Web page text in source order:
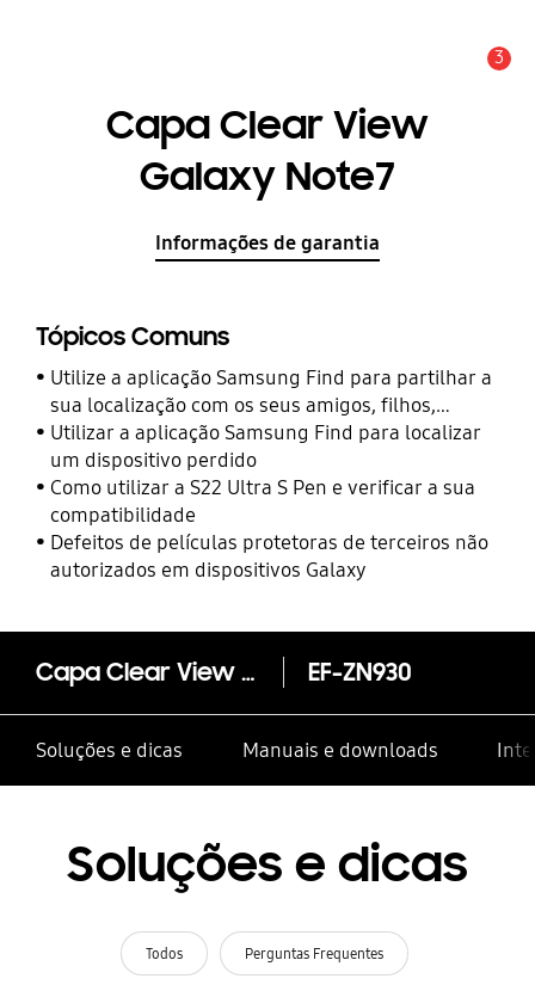
3
Capa Clear View
Galaxy Note7
Informações de garantia
Tópicos Comuns
Utilize a aplicação Samsung Find para partilhar a
sua localização com os seus amigos, filhos,
familiares e outros contactos
Utilizar a aplicação Samsung Find para localizar
um dispositivo perdido
Como utilizar a S22 Ultra S Pen e verificar a sua
compatibilidade
Defeitos de películas protetoras de terceiros não
autorizados em dispositivos Galaxy
Capa Clear View Galaxy Note7 EF-ZN930
Soluções e dicas Manuais e downloads
Soluções e dicas
Todos Perguntas Frequentes